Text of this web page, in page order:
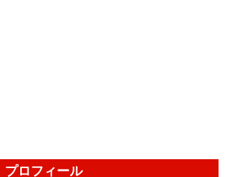
プロフィール